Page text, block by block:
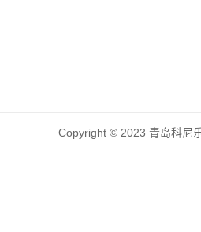
Copyright © 2023 青岛科尼